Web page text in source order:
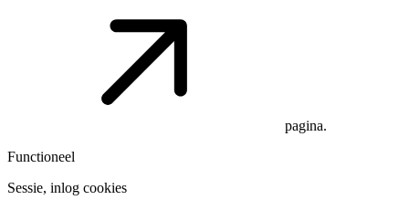
pagina.
Functioneel
Sessie, inlog cookies